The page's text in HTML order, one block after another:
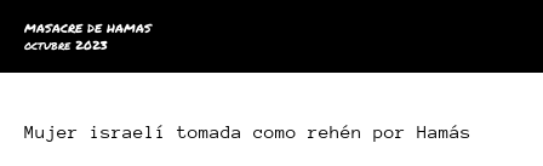
MASACRE DE HAMAS
octubre 2023
Mujer israelí tomada como rehén por Hamás